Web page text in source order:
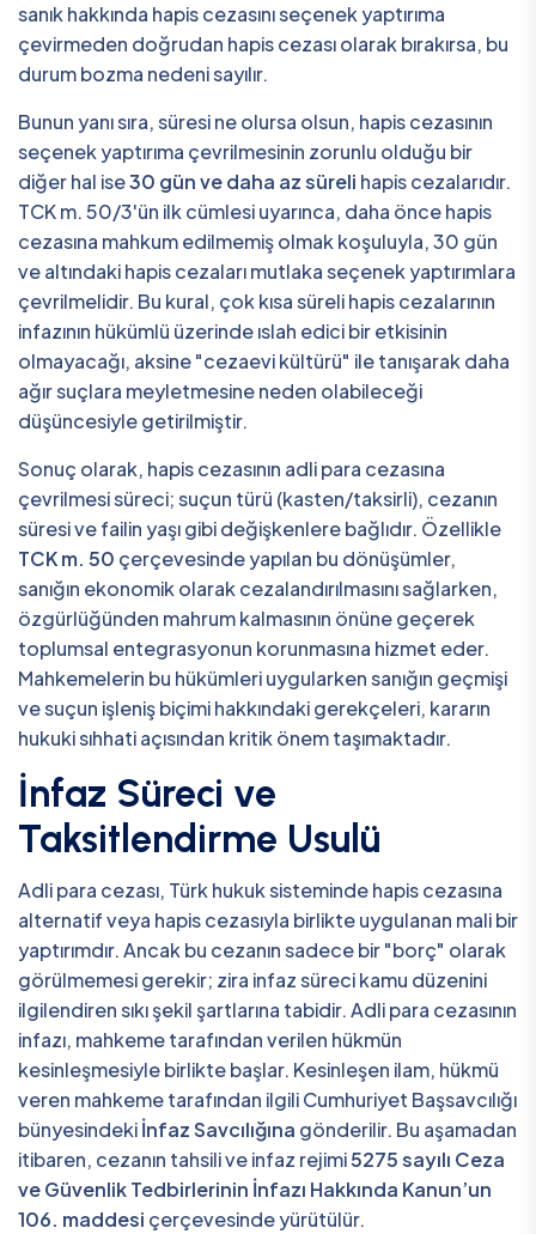
sanık hakkında hapis cezasını seçenek yaptırıma
çevirmeden doğrudan hapis cezası olarak bırakırsa, bu
durum bozma nedeni sayılır.
Bunun yanı sıra, süresi ne olursa olsun, hapis cezasının
seçenek yaptırıma çevrilmesinin zorunlu olduğu bir
diğer hal ise30 gün ve daha az süreli hapis cezalarıdır.
TCK m. 50/3'ün ilk cümlesi uyarınca, daha önce hapis
cezasına mahkum edilmemiş olmak koşuluyla, 30 gün
ve altındaki hapis cezaları mutlaka seçenek yaptırımlara
çevrilmelidir. Bu kural, çok kısa süreli hapis cezalarının
infazının hükümlü üzerinde ıslah edici bir etkisinin
olmayacağı, aksine "cezaevi kültürü" ile tanışarak daha
ağır suçlara meyletmesine neden olabileceği
düşüncesiyle getirilmiştir.
Sonuç olarak, hapis cezasının adli para cezasına
çevrilmesi süreci; suçun türü (kasten/taksirli), cezanın
süresi ve failin yaşı gibi değişkenlere bağlıdır. Özellikle
TCK m. 50 çerçevesinde yapılan bu dönüşümler,
sanığın ekonomik olarak cezalandırılmasını sağlarken,
özgürlüğünden mahrum kalmasının önüne geçerek
toplumsal entegrasyonun korunmasına hizmet eder.
Mahkemelerin bu hükümleri uygularken sanığın geçmişi
ve suçun işleniş biçimi hakkındaki gerekçeleri, kararın
hukuki sıhhati açısından kritik önem taşımaktadır.
İnfaz Süreci ve
Taksitlendirme Usulü
Adli para cezası, Türk hukuk sisteminde hapis cezasına
alternatif veya hapis cezasıyla birlikte uygulanan mali bir
yaptırımdır. Ancak bu cezanın sadece bir "borç" olarak
görülmemesi gerekir; zira infaz süreci kamu düzenini
ilgilendiren sıkı şekil şartlarına tabidir. Adli para cezasının
infazı, mahkeme tarafından verilen hükmün
kesinleşmesiyle birlikte başlar. Kesinleşen ilam, hükmü
veren mahkeme tarafından ilgili Cumhuriyet Başsavcılığı
bünyesindekiİnfaz Savcılığına gönderilir. Bu aşamadan
itibaren, cezanın tahsili ve infaz rejimi5275 sayılı Ceza
ve Güvenlik Tedbirlerinin İnfazı Hakkında Kanun’un
106. maddesi çerçevesinde yürütülür.